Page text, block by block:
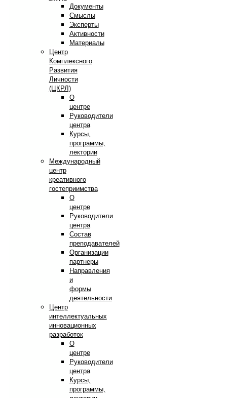
Документы
Смыслы
Эксперты
Активности
Материалы
Центр
Комплексного
Развития
Личности
(ЦКРЛ)
О
центре
Руководители
центра
Курсы,
программы,
лектории
Международный
центр
креативного
гостеприимства
О
центре
Руководители
центра
Состав
преподавателей
Организации
партнеры
Направления
и
формы
деятельности
Центр
интеллектуальных
инновационных
разработок
О
центре
Руководители
центра
Курсы,
программы,